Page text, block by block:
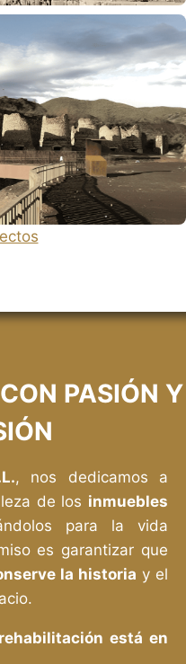
de Lucainena
PASIÓN Y
, nos dedicamos a
de los inmuebles
para la vida
es garantizar que
la historia y el
está en